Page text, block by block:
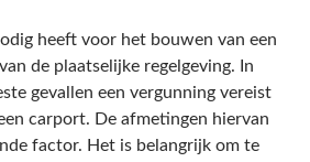
heeft voor het bouwen van een
de plaatselijke regelgeving. In
gevallen een vergunning vereist
carport. De afmetingen hiervan
factor. Het is belangrijk om te